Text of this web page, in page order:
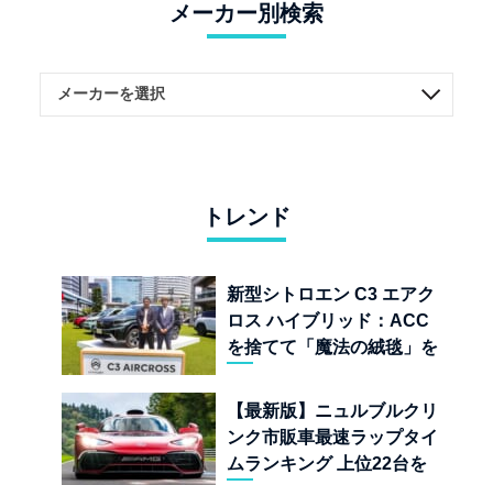
メーカー別検索
トレンド
新型シトロエン C3 エアク
ロス ハイブリッド：ACC
を捨てて「魔法の絨毯」を
児
【最新版】ニュルブルクリ
ンク市販車最速ラップタイ
ムランキング 上位22台を